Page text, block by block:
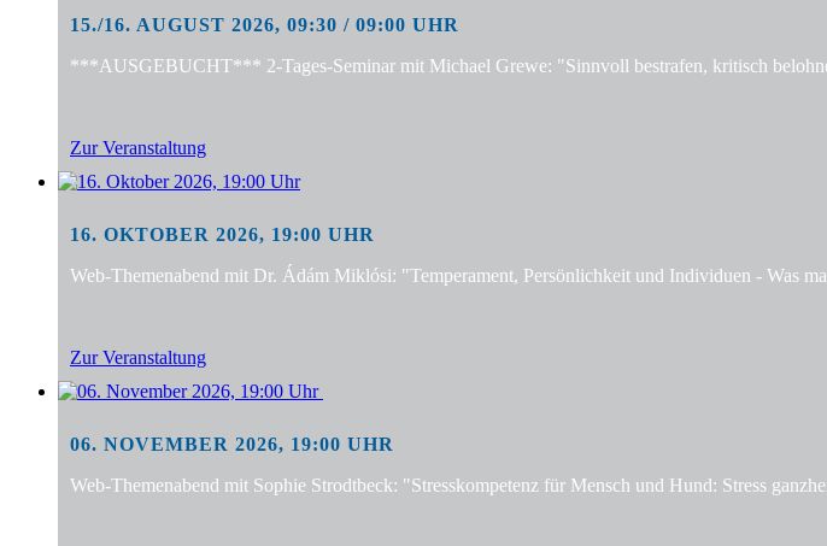
15./16. AUGUST 2026, 09:30 / 09:00 UHR
***AUSGEBUCHT*** 2-Tages-Seminar mit Michael Grewe: "Sinnvoll bestrafen, kritisch
Zur Veranstaltung
16. OKTOBER 2026, 19:00 UHR
Web-Themenabend mit Dr. Ádám Miklósi: "Temperament, Persönlichkeit und Individuen - Was
Zur Veranstaltung
06. NOVEMBER 2026, 19:00 UHR
Web-Themenabend mit Sophie Strodtbeck: "Stresskompetenz für Mensch und Hund: Stress